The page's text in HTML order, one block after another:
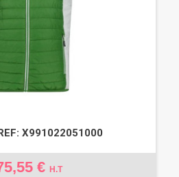
X991022051000
€ H.T